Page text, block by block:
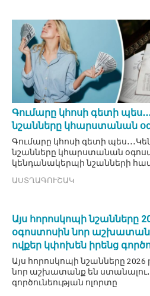
Գումարը կհոսի գետի
նշանները կհարստանան
Գումարը կհոսի գետի
նշանները կհարստանան
կենդանակերպի նշանների
ԱՍՏՂԱԳՈՒՇԱԿ
Այս հորոսկոպի նշանները
օգոստոսին նոր աշխատանք
ովքեր կփոխեն իրենց
Այս հորոսկոպի նշանները
նոր աշխատանք են
գործունեության ոլորտը